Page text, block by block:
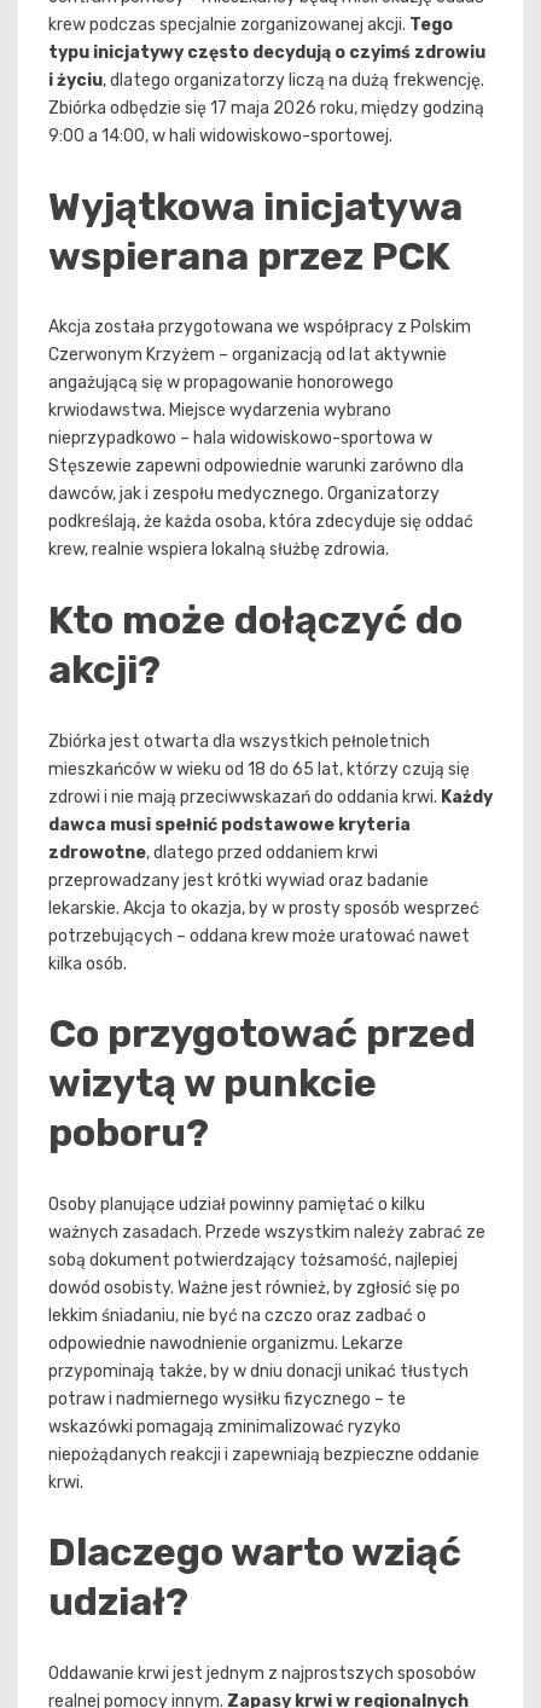
krew podczas specjalnie zorganizowanej akcji. Tego
typu inicjatywy często decydują o czyimś zdrowiu
i życiu, dlatego organizatorzy liczą na dużą frekwencję.
Zbiórka odbędzie się 17 maja 2026 roku, między godziną
9:00 a 14:00, w hali widowiskowo-sportowej.
Wyjątkowa inicjatywa
wspierana przez PCK
Akcja została przygotowana we współpracy z Polskim
Czerwonym Krzyżem – organizacją od lat aktywnie
angażującą się w propagowanie honorowego
krwiodawstwa. Miejsce wydarzenia wybrano
nieprzypadkowo – hala widowiskowo-sportowa w
Stęszewie zapewni odpowiednie warunki zarówno dla
dawców, jak i zespołu medycznego. Organizatorzy
podkreślają, że każda osoba, która zdecyduje się oddać
krew, realnie wspiera lokalną służbę zdrowia.
Kto może dołączyć do
akcji?
Zbiórka jest otwarta dla wszystkich pełnoletnich
mieszkańców w wieku od 18 do 65 lat, którzy czują się
zdrowi i nie mają przeciwwskazań do oddania krwi. Każdy
dawca musi spełnić podstawowe kryteria
zdrowotne, dlatego przed oddaniem krwi
przeprowadzany jest krótki wywiad oraz badanie
lekarskie. Akcja to okazja, by w prosty sposób wesprzeć
potrzebujących – oddana krew może uratować nawet
kilka osób.
Co przygotować przed
wizytą w punkcie
poboru?
Osoby planujące udział powinny pamiętać o kilku
ważnych zasadach. Przede wszystkim należy zabrać ze
sobą dokument potwierdzający tożsamość, najlepiej
dowód osobisty. Ważne jest również, by zgłosić się po
lekkim śniadaniu, nie być na czczo oraz zadbać o
odpowiednie nawodnienie organizmu. Lekarze
przypominają także, by w dniu donacji unikać tłustych
potraw i nadmiernego wysiłku fizycznego – te
wskazówki pomagają zminimalizować ryzyko
niepożądanych reakcji i zapewniają bezpieczne oddanie
krwi.
Dlaczego warto wziąć
udział?
Oddawanie krwi jest jednym z najprostszych sposobów
realnej pomocy innym. Zapasy krwi w regionalnych